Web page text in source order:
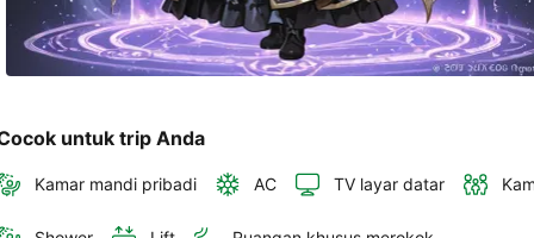
untuk trip Anda
Kamar mandi pribadi AC TV layar datar